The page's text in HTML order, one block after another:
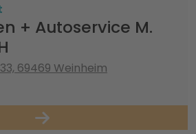
+ Autoservice M.
69469 Weinheim